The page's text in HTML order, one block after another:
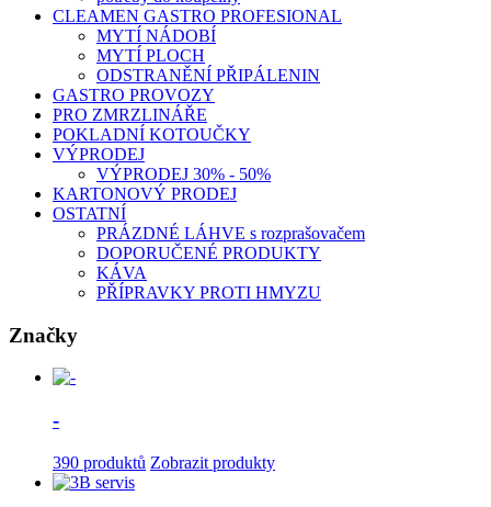
CLEAMEN GASTRO PROFESIONAL
MYTÍ NÁDOBÍ
MYTÍ PLOCH
ODSTRANĚNÍ PŘIPÁLENIN
GASTRO PROVOZY
PRO ZMRZLINÁŘE
POKLADNÍ KOTOUČKY
VÝPRODEJ
VÝPRODEJ 30% - 50%
KARTONOVÝ PRODEJ
OSTATNÍ
PRÁZDNÉ LÁHVE s rozprašovačem
DOPORUČENÉ PRODUKTY
KÁVA
PŘÍPRAVKY PROTI HMYZU
Značky
-
390 produktů Zobrazit produkty